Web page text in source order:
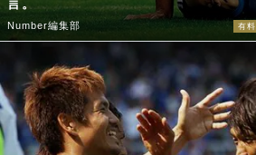
言。
Number編集部 有料